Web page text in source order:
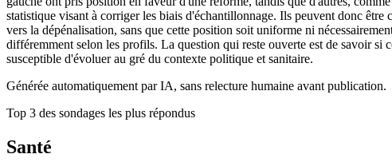
statistique visant à corriger les biais d'échantillonnage. Ils peuvent donc
vers la dépénalisation, sans que cette position soit uniforme ni
différemment selon les profils. La question qui reste ouverte est de savoir si
susceptible d'évoluer au gré du contexte politique et sanitaire.
Générée automatiquement par IA, sans relecture humaine avant publication.
Top 3 des sondages les plus répondus
Santé